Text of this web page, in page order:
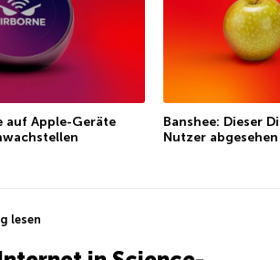
auf Apple-Geräte
Banshee: Dieser
Nutzer abgesehen
lesen